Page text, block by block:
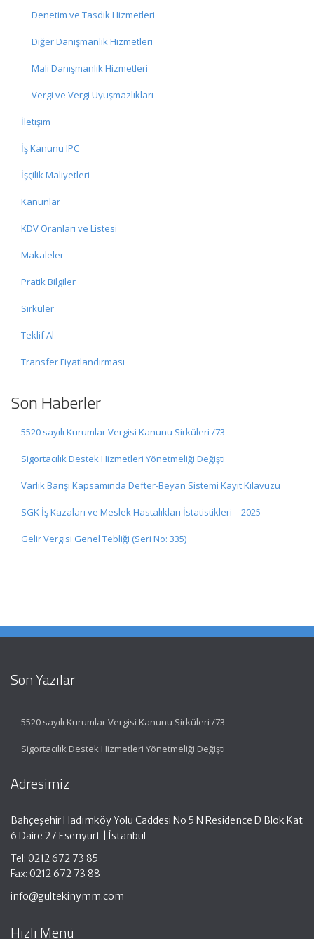
Denetim ve Tasdik Hizmetleri
Diğer Danışmanlık Hizmetleri
Mali Danışmanlık Hizmetleri
Vergi ve Vergi Uyuşmazlıkları
İletişim
İş Kanunu IPC
İşçilik Maliyetleri
Kanunlar
KDV Oranları ve Listesi
Makaleler
Pratik Bilgiler
Sirküler
Teklif Al
Transfer Fiyatlandırması
Son Haberler
5520 sayılı Kurumlar Vergisi Kanunu Sirküleri /73
Sigortacılık Destek Hizmetleri Yönetmeliği Değişti
Varlık Barışı Kapsamında Defter-Beyan Sistemi Kayıt Kılavuzu
SGK İş Kazaları ve Meslek Hastalıkları İstatistikleri – 2025
Gelir Vergisi Genel Tebliği (Seri No: 335)
Son Yazılar
5520 sayılı Kurumlar Vergisi Kanunu Sirküleri /73
Sigortacılık Destek Hizmetleri Yönetmeliği Değişti
Adresimiz
Bahçeşehir Hadımköy Yolu Caddesi No 5 N Residence D Blok Kat
6 Daire 27 Esenyurt | İstanbul
Tel: 0212 672 73 85
Fax: 0212 672 73 88
info@gultekinymm.com
Hızlı Menü